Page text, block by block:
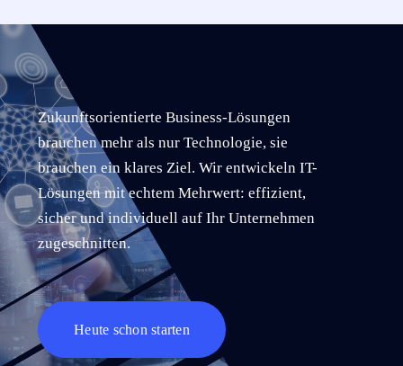
Zukunftsorientierte Business-Lösungen
brauchen mehr als nur Technologie, sie
brauchen ein klares Ziel. Wir entwickeln IT-
Lösungen mit echtem Mehrwert: effizient,
sicher und individuell auf Ihr Unternehmen
zugeschnitten.
Heute schon starten